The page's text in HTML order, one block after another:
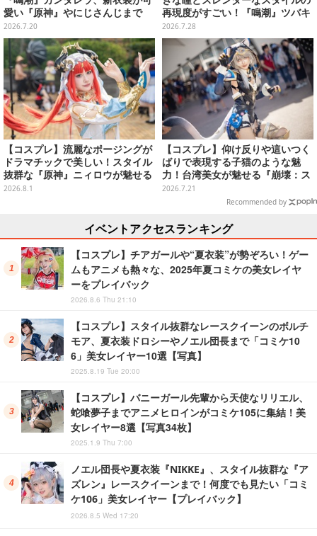
愛い『原神』やにじさんじまで
「アコスタ池袋」美麗レイヤー11
選【写真50枚】
2026.7.20
再現度がすごい！『鳴潮』ツバキ
の危険な香り漂う表情に見惚れる
【写真9枚】
2026.7.28
【コスプレ】流麗なポージングが
ドラマチックで美しい！スタイル
抜群な『原神』ニィロウが魅せる
エスニックな雰囲気にドキドキ
2026.8.1
【コスプレ】仰け反りや這いつく
ばりで表現する子猫のような魅
力！台湾美女が魅せる『崩壊：ス
ターレイル』サフェルの躍動感が
すごい【写真8枚】
2026.7.21
Recommended by
イベントアクセスランキング
【コスプレ】チアガールや“夏衣装”が勢ぞろい！ゲー
ムもアニメも熱々な、2025年夏コミケの美女レイヤ
ーをプレイバック
2026.8.6 Thu 21:10
【コスプレ】スタイル抜群なレースクイーンのボルチ
モア、夏衣装ドロシーやノエル団長まで「コミケ10
6」美女レイヤー10選【写真】
2025.8.19 Tue 20:00
【コスプレ】バニーガール先輩から天使なリリエル、
蛇喰夢子までアニメヒロインがコミケ105に集結！美
女レイヤー8選【写真34枚】
2025.1.9 Thu 7:00
ノエル団長や夏衣装『NIKKE』、スタイル抜群な『ア
ズレン』レースクイーンまで！何度でも見たい「コミ
ケ106」美女レイヤー【プレイバック】
2026.8.5 Wed 17:20